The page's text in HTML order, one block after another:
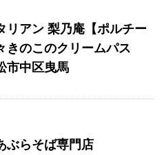
リアン 梨乃庵【ポルチー
きのこのクリームパス
市中区曳馬
ぶらそば専門店